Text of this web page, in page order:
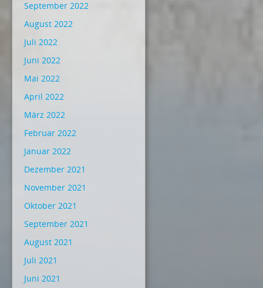
September 2022
August 2022
Juli 2022
Juni 2022
Mai 2022
April 2022
März 2022
Februar 2022
Januar 2022
Dezember 2021
November 2021
Oktober 2021
September 2021
August 2021
Juli 2021
Juni 2021